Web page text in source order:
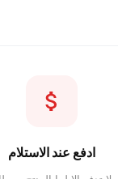
ادفع عند الاستلام